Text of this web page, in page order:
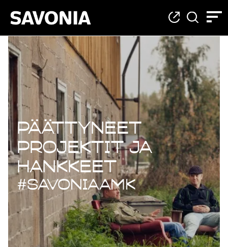
Päättyneet
Päättyneet
projektit ja
hankkeet
#savoniaAMK